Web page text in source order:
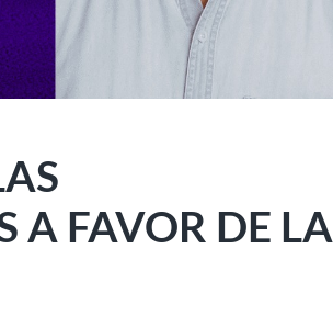
FAVOR DE LA